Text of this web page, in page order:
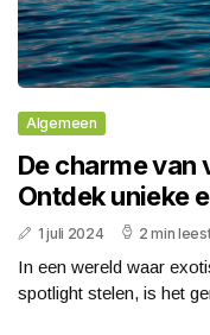
Algemeen
De charme van
Ontdek unieke
1 juli 2024 2 min
In een wereld waar
spotlight stelen, is het